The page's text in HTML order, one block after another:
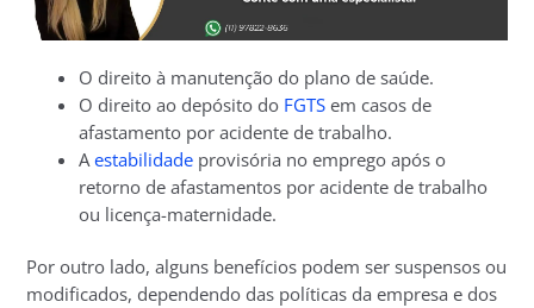
O direito à manutenção do plano de saúde.
O direito ao depósito do FGTS em casos de
afastamento por acidente de trabalho.
Aestabilidade provisória no emprego após o
retorno de afastamentos por acidente de trabalho
ou licença-maternidade.
Por outro lado, alguns benefícios podem ser suspensos ou
modificados, dependendo das políticas da empresa e dos